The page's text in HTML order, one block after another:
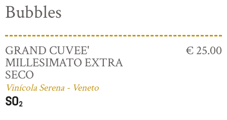
Bubbles
GRAND CUVEE'
MILLESIMATO EXTRA
SECO
Vinícola Serena - Veneto
€ 25.00